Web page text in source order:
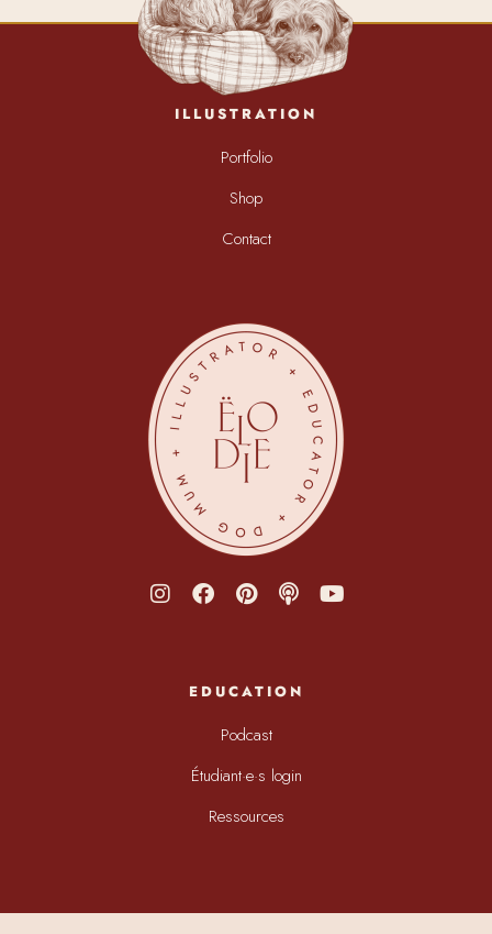
ILLUSTRATION
Portfolio
Shop
Contact
EDUCATION
Podcast
Étudiant·e·s login
Ressources